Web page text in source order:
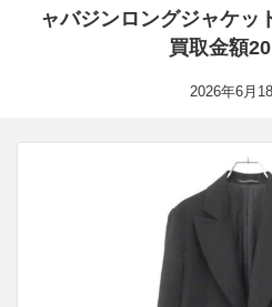
ャバジンロングジャケッ
買取金額
2026年6月